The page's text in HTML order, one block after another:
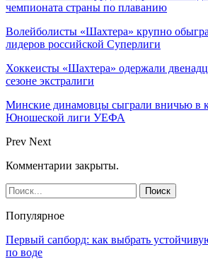
чемпионата страны по плаванию
Волейболисты «Шахтера» крупно
лидеров российской Суперлиги
Хоккеисты «Шахтера» одержали
сезоне экстралиги
Минские динамовцы сыграли вничью в
Юношеской лиги УЕФА
Prev Next
Комментарии закрыты.
Популярное
Первый сапборд: как выбрать
по воде